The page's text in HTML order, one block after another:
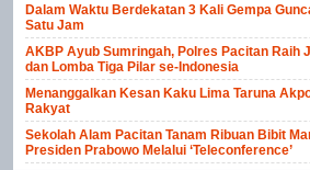
Dalam Waktu Berdekatan 3 Kali Gempa
Satu Jam
AKBP Ayub Sumringah, Polres Pacitan Raih
dan Lomba Tiga Pilar se-Indonesia
Menanggalkan Kesan Kaku Lima Taruna
Rakyat
Sekolah Alam Pacitan Tanam Ribuan Bibit
Presiden Prabowo Melalui ‘Teleconference’